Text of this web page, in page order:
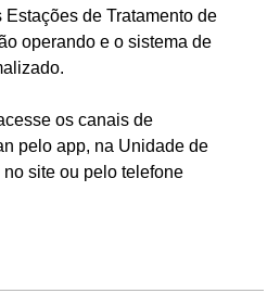
Estações de Tratamento de
operando e o sistema de
os canais de
pelo app, na Unidade de
site ou pelo telefone